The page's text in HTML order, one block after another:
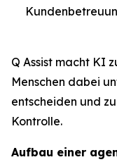
Q Assist macht KI
Menschen dabei
entscheiden und
Kontrolle.
Aufbau einer